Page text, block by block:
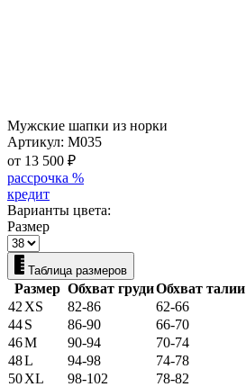
Мужские шапки из норки
Артикул: M035
от 13 500 ₽
рассрочка %
кредит
Варианты цвета:
Размер
Таблица размеров
Размер Обхват грудиОбхват талии
42 XS 82-86 62-66
44S 86-90 66-70
46M 90-94 70-74
48L 94-98 74-78
50XL 98-102 78-82